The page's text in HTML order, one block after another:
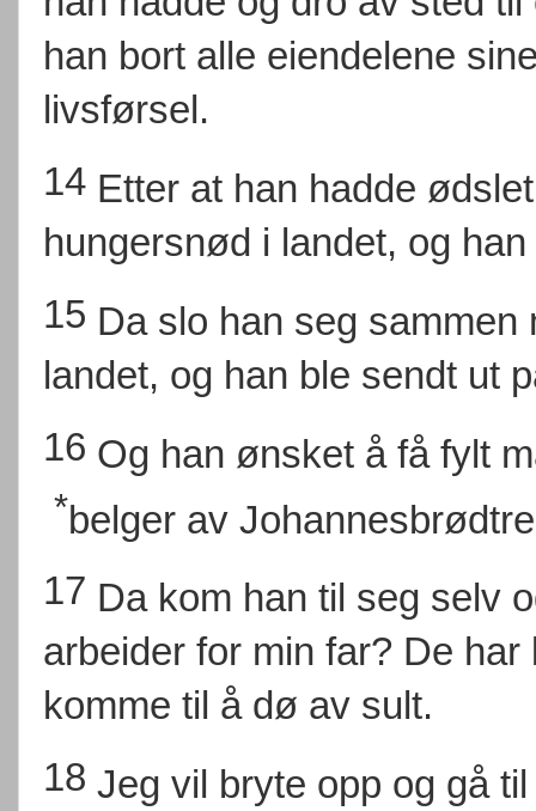
han bort alle eiendelene
livsførsel.
14 Etter at han hadde
hungersnød i landet, og
15 Da slo han seg
landet, og han ble sendt ut
16 Og han ønsket å få fylt
*belger av
17 Da kom han til seg selv
arbeider for min far? De
komme til å dø av sult.
18 Jeg vil bryte opp og gå